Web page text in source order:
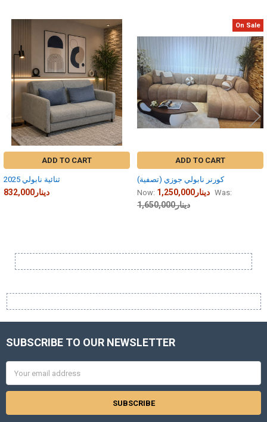
Products
ADD TO CART
ثنائية نابولي 2025
832,000دينار
On Sale
ADD TO CART
كورنر نابولي جوزي (تصفية)
Now:
1,250,000دينار Was:
1,650,000دينار
Footer
SUBSCRIBE TO OUR NEWSLETTER
Address